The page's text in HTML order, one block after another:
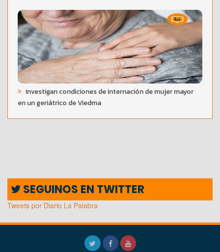
Investigan condiciones de internación de mujer mayor
en un geriátrico de Viedma
SEGUINOS EN TWITTER
Tweets por Diario La Palabra